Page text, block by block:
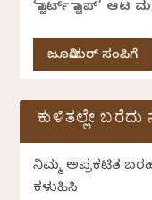
‘ಸ್ಟಾರ್ಟ್ ಸ್ಟಾಪ್’
ಜೂನಿಯರ್ ಸಂಪಿಗೆ
ಕುಳಿತಲ್ಲೇ
ನಿಮ್ಮ ಅಪ್ರಕಟಿತ
ಕಳುಹಿಸಿ